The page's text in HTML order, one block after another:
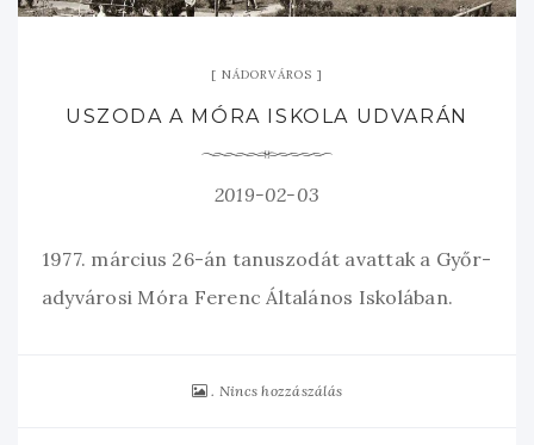
NÁDORVÁROS
USZODA A MÓRA ISKOLA UDVARÁN
2019-02-03
1977. március 26-án tanuszodát avattak a Győr-
adyvárosi Móra Ferenc Általános Iskolában.
Nincs hozzászálás